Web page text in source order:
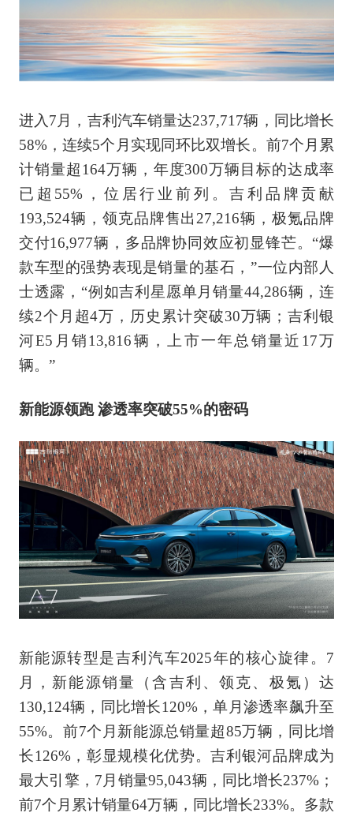
进入7月，吉利汽车销量达237,717辆，同比增长
58%，连续5个月实现同环比双增长。前7个月累
计销量超164万辆，年度300万辆目标的达成率
已超55%，位居行业前列。吉利品牌贡献
193,524辆，领克品牌售出27,216辆，极氪品牌
交付16,977辆，多品牌协同效应初显锋芒。“爆
款车型的强势表现是销量的基石，”一位内部人
士透露，“例如吉利星愿单月销量44,286辆，连
续2个月超4万，历史累计突破30万辆；吉利银
河E5月销13,816辆，上市一年总销量近17万
辆。”
新能源领跑 渗透率突破55%的密码
新能源转型是吉利汽车2025年的核心旋律。7
月，新能源销量（含吉利、领克、极氪）达
130,124辆，同比增长120%，单月渗透率飙升至
55%。前7个月新能源总销量超85万辆，同比增
长126%，彰显规模化优势。吉利银河品牌成为
最大引擎，7月销量95,043辆，同比增长237%；
前7个月累计销量64万辆，同比增长233%。多款